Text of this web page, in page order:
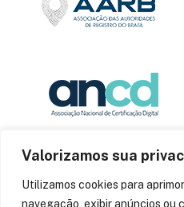
Valorizamos sua
Utilizamos cookies para
navegação, exibir anúncios ou